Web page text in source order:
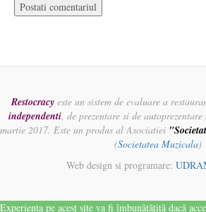
Restocracy este un sistem de evaluare a
independenti, de prezentare si de
martie 2017. Este un produs al Asociatiei
(Societatea Muzicala)
Web design si programare:
Experiența pe acest site va fi îmbunătățită dacă